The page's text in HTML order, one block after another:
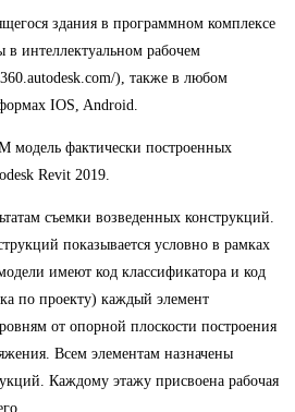
здания в программном комплексе
в интеллектуальном рабочем
), также в любом
IOS, Android.
модель фактически построенных
Revit 2019.
съемки возведенных конструкций.
показывается условно в рамках
имеют код классификатора и код
по проекту) каждый элемент
от опорной плоскости построения
Всем элементам назначены
Каждому этажу присвоена рабочая